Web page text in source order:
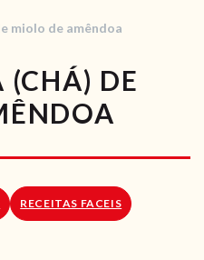
VEGGIE
ONLINE
miolo de amêndoa
DE
RECEITAS FACEIS